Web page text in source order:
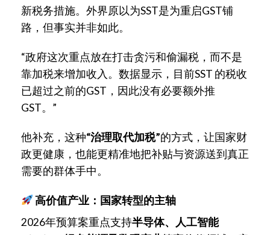
新税务措施。外界原以为SST是为重启GST铺
路，但事实并非如此。
“政府这次重点放在打击贪污和偷漏税，而不是
靠加税来增加收入。数据显示，目前SST 的税收
已超过之前的GST，因此没有必要额外推
GST。”
他补充，这种“治理取代加税”的方式，让国家财
政更健康，也能更精准地把补贴与资源送到真正
需要的群体手中。
高价值产业：国家转型的主轴
2026年预算案重点支持半导体、人工智能